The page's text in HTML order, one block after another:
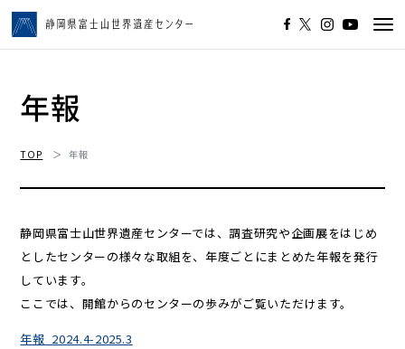
年報
TOP 年報
静岡県富士山世界遺産センターでは、調査研究や企画展をはじめ
としたセンターの様々な取組を、年度ごとにまとめた年報を発行
しています。
ここでは、開館からのセンターの歩みがご覧いただけます。
年報_2024.4-2025.3